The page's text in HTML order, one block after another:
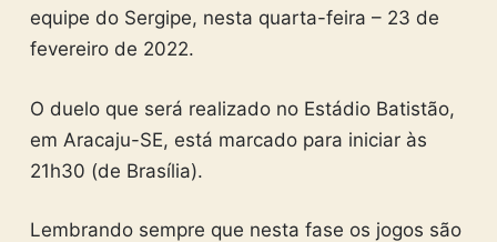
equipe do Sergipe, nesta quarta-feira – 23 de
fevereiro de 2022.
O duelo que será realizado no Estádio Batistão,
em Aracaju-SE, está marcado para iniciar às
21h30 (de Brasília).
Lembrando sempre que nesta fase os jogos são